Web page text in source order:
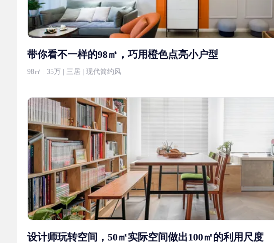
带你看不一样的98㎡，巧用橙色点亮小户型
98㎡ | 35万 | 三居 | 现代简约风
设计师玩转空间，50㎡实际空间做出100㎡的利用尺度